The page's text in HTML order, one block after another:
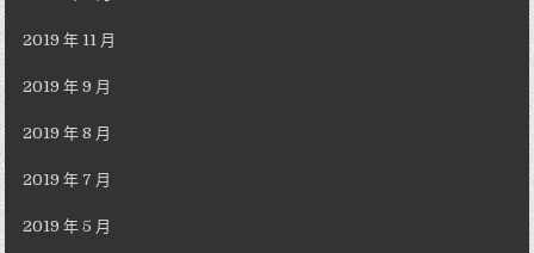
2019 年 11 月
2019 年 9 月
2019 年 8 月
2019 年 7 月
2019 年 5 月